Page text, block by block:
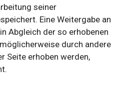
seiner
Eine Weitergabe an
Abgleich der so erhobenen
durch andere
Seite erhoben werden,